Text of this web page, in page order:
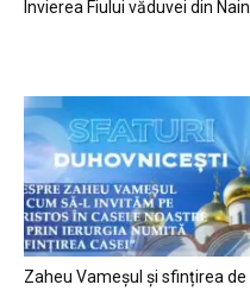
Învierea Fiului văduvei din Nain
Zaheu Vameșul și sfințirea de